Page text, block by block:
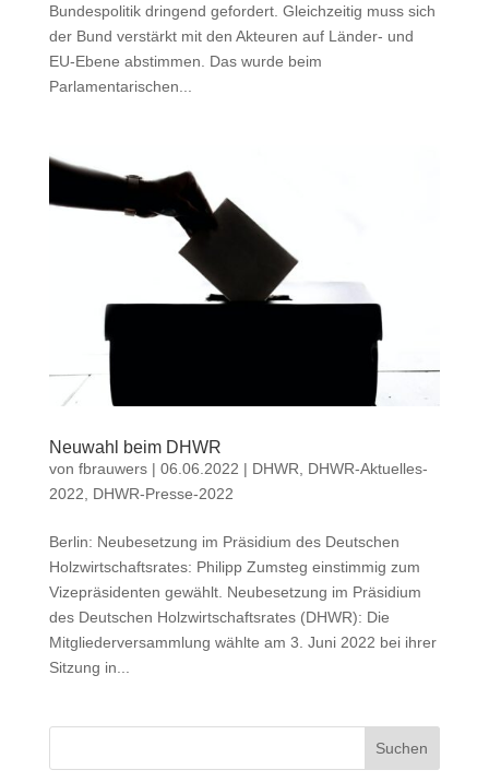
Bundespolitik dringend gefordert. Gleichzeitig muss sich
der Bund verstärkt mit den Akteuren auf Länder- und
EU-Ebene abstimmen. Das wurde beim
Parlamentarischen...
Neuwahl beim DHWR
von fbrauwers| 06.06.2022 | DHWR
DHWR-Aktuelles-
2022
DHWR-Presse-2022
Berlin: Neubesetzung im Präsidium des Deutschen
Holzwirtschaftsrates: Philipp Zumsteg einstimmig zum
Vizepräsidenten gewählt. Neubesetzung im Präsidium
des Deutschen Holzwirtschaftsrates (DHWR): Die
Mitgliederversammlung wählte am 3. Juni 2022 bei ihrer
Sitzung in...
Suchen